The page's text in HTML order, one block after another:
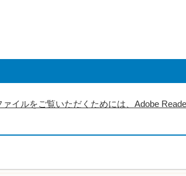
ァイルをご覧いただくためには、Adobe